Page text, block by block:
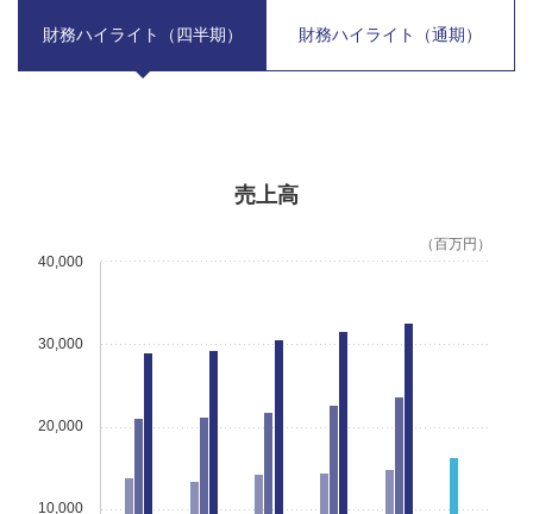
財務ハイライト（四半期） 財務ハイライト（通期）
売上高
10,000
20,000
30,000
40,000
（百万円）